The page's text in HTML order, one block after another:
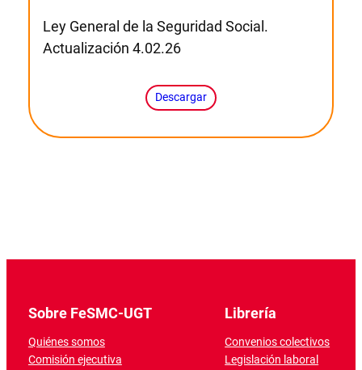
Ley General de la Seguridad Social.
Actualización 4.02.26
Descargar
Sobre FeSMC-UGT
Quiénes somos
Comisión ejecutiva
Librería
Convenios colectivos
Legislación laboral